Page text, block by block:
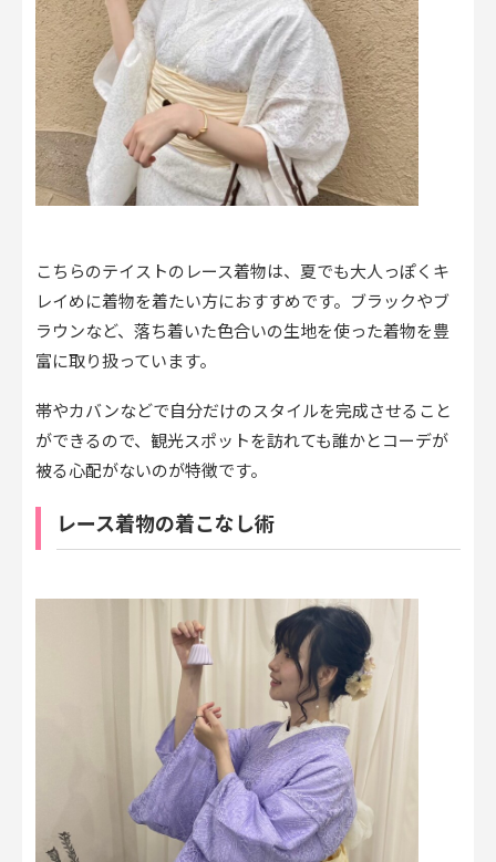
こちらのテイストのレース着物は、夏でも大人っぽくキ
レイめに着物を着たい方におすすめです。ブラックやブ
ラウンなど、落ち着いた色合いの生地を使った着物を豊
富に取り扱っています。
帯やカバンなどで自分だけのスタイルを完成させること
ができるので、観光スポットを訪れても誰かとコーデが
被る心配がないのが特徴です。
レース着物の着こなし術